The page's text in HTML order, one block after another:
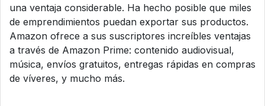
una ventaja considerable. Ha hecho posible que miles
de emprendimientos puedan exportar sus productos.
Amazon ofrece a sus suscriptores increíbles ventajas
a través de Amazon Prime: contenido audiovisual,
música, envíos gratuitos, entregas rápidas en compras
de víveres, y mucho más.